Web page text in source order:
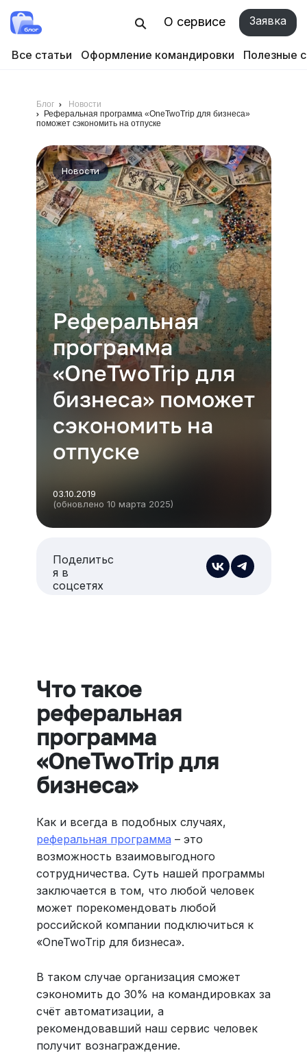
О сервисе Заявка
Все статьи Оформление командировки Полезные
Блог
Новости
Реферальная программа «OneTwoTrip для бизнеса»
поможет сэкономить на отпуске
Новости
Реферальная
программа
«OneTwoTrip для
бизнеса» поможет
сэкономить на
отпуске
03.10.2019
(обновлено 10 марта 2025)
Поделитьс
я в
соцсетях
Что такое
реферальная
программа
«OneTwoTrip для
бизнеса»
Как и всегда в подобных случаях,
реферальная программа – это
возможность взаимовыгодного
сотрудничества. Суть нашей программы
заключается в том, что любой человек
может порекомендовать любой
российской компании подключиться к
«OneTwoTrip для бизнеса».
В таком случае организация сможет
сэкономить до 30% на командировках за
счёт автоматизации, а
рекомендовавший наш сервис человек
получит вознаграждение.